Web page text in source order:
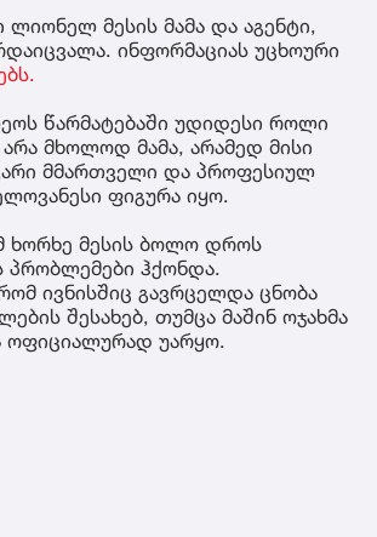
ლიონელ მესის მამა და აგენტი,
ინფორმაციას უცხოური
წარმატებაში უდიდესი როლი
მხოლოდ მამა, არამედ მისი
მმართველი და პროფესიულ
ფიგურა იყო.
ხორხე მესის ბოლო დროს
პრობლემები ჰქონდა.
ივნისშიც გავრცელდა ცნობა
შესახებ, თუმცა მაშინ ოჯახმა
ოფიციალურად უარყო.